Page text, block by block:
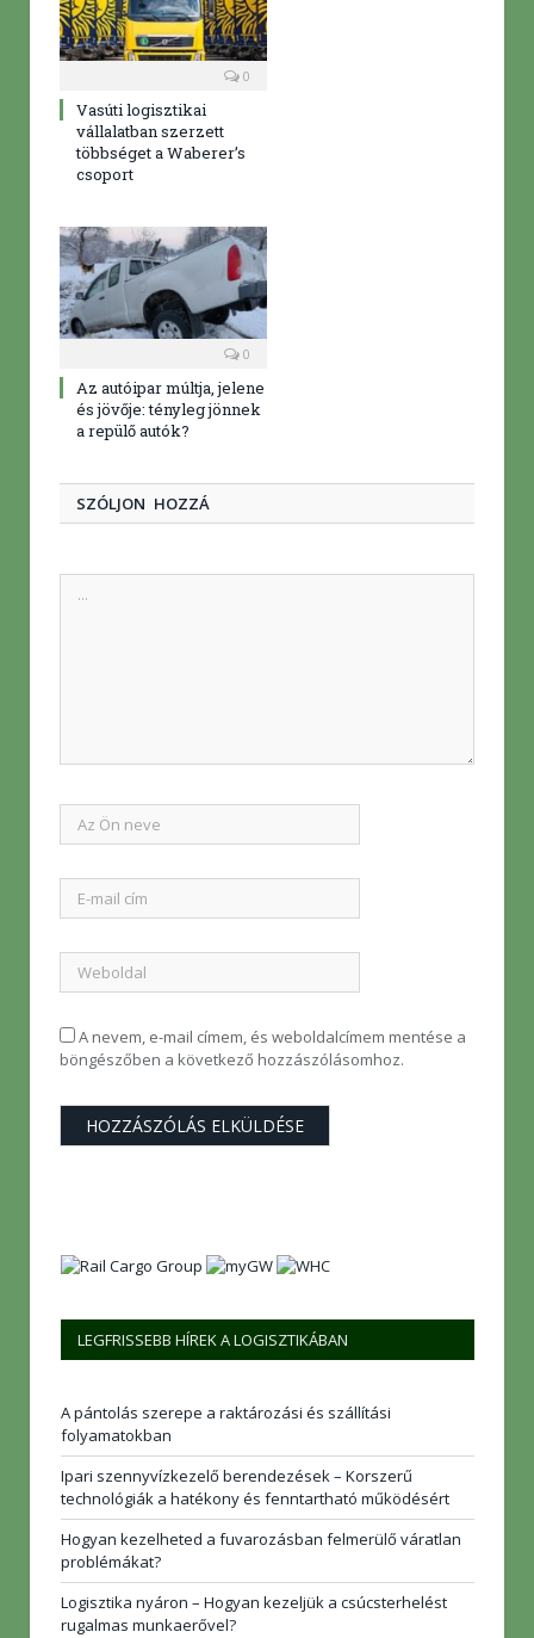
0
Vasúti logisztikai
vállalatban szerzett
többséget a Waberer’s
csoport
0
Az autóipar múltja, jelene
és jövője: tényleg jönnek
a repülő autók?
SZÓLJON HOZZÁ
A nevem, e-mail címem, és weboldalcímem mentése a
böngészőben a következő hozzászólásomhoz.
LEGFRISSEBB HÍREK A LOGISZTIKÁBAN
A pántolás szerepe a raktározási és szállítási
folyamatokban
Ipari szennyvízkezelő berendezések – Korszerű
technológiák a hatékony és fenntartható működésért
Hogyan kezelheted a fuvarozásban felmerülő váratlan
problémákat?
Logisztika nyáron – Hogyan kezeljük a csúcsterhelést
rugalmas munkaerővel?